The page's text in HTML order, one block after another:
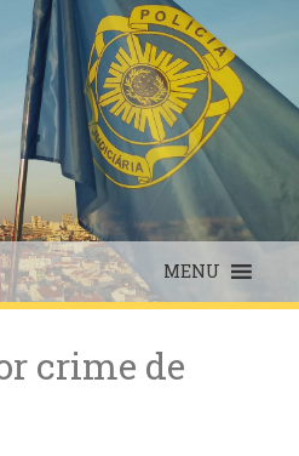
MENU
crime de